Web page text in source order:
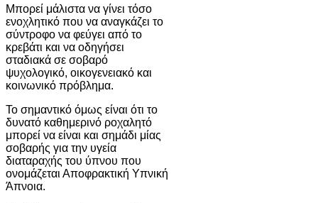
Μπορεί μάλιστα να γίνει τόσο
ενοχλητικό που να αναγκάζει το
σύντροφο να φεύγει από το
κρεβάτι και να οδηγήσει
σταδιακά σε σοβαρό
ψυχολογικό, οικογενειακό και
κοινωνικό πρόβλημα.
Το σημαντικό όμως είναι ότι το
δυνατό καθημερινό ροχαλητό
μπορεί να είναι και σημάδι μίας
σοβαρής για την υγεία
διαταραχής του ύπνου που
ονομάζεται Αποφρακτική Υπνική
Άπνοια.